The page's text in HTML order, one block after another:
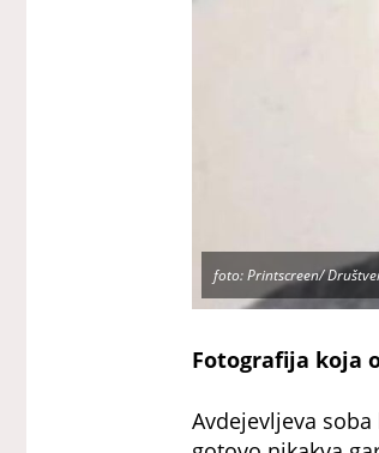
foto: Printscreen/
Fotografija koja
Avdejevljeva